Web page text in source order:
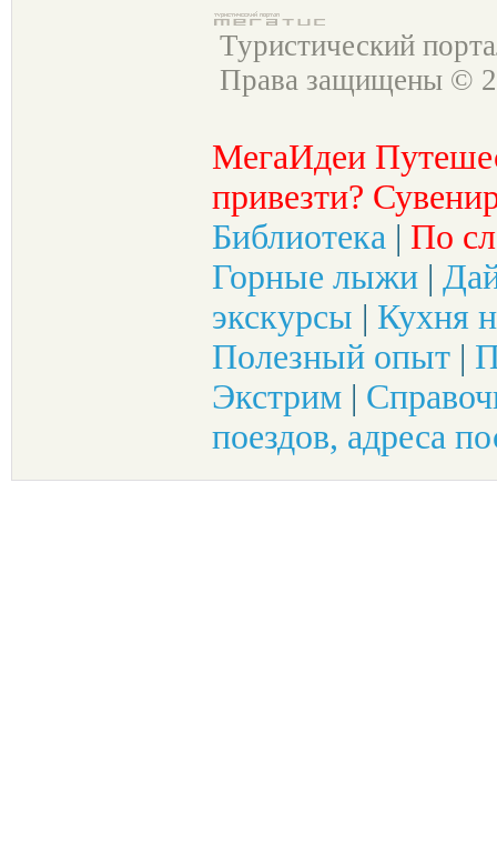
Туристический
Права защищены ©
МегаИдеи
привезти?
Библиотека | По
Горные лыжи |
экскурсы | Кухня
Полезный опыт |
Экстрим |
поездов, адреса